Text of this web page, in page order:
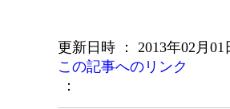
更新日時 ： 2013年02月01
この記事へのリンク
：